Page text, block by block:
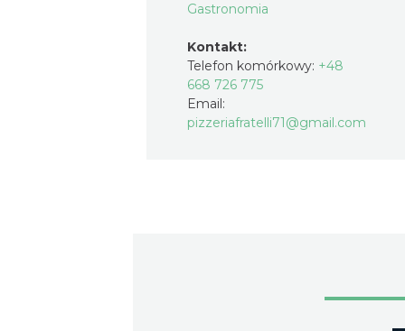
Gastronomia
Kontakt:
Telefon komórkowy: +48
668 726 775
Email:
pizzeriafratelli71@gmail.com